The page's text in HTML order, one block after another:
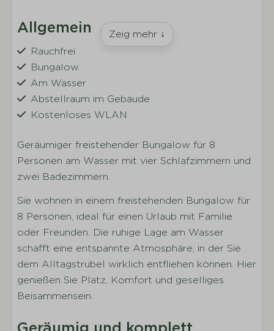
Allgemein
Rauchfrei
Bungalow
Am Wasser
Abstellraum im Gebäude
Kostenloses WLAN
Wohnen
Sitzecke
Küche
Küchengeräte
Vollständig ausgestattete Küche
Geschirr
Besteck
Töpfe
Zeig mehr ↓
Geräumiger freistehender Bungalow für 8
Personen am Wasser mit vier Schlafzimmern und
zwei Badezimmern.
Sie wohnen in einem freistehenden Bungalow für
8 Personen, ideal für einen Urlaub mit Familie
oder Freunden. Die ruhige Lage am Wasser
schafft eine entspannte Atmosphäre, in der Sie
dem Alltagstrubel wirklich entfliehen können. Hier
genießen Sie Platz, Komfort und geselliges
Beisammensein.